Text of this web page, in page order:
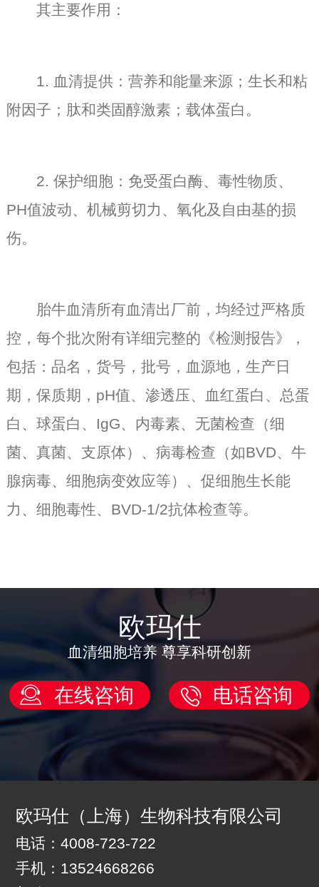
其主要作用：
1. 血清提供：营养和能量来源；生长和粘
附因子；肽和类固醇激素；载体蛋白。
2. 保护细胞：免受蛋白酶、毒性物质、
PH值波动、机械剪切力、氧化及自由基的损
伤。
胎牛血清所有血清出厂前，均经过严格质
控，每个批次附有详细完整的《检测报告》，
包括：品名，货号，批号，血源地，生产日
期，保质期，pH值、渗透压、血红蛋白、总蛋
白、球蛋白、IgG、内毒素、无菌检查（细
菌、真菌、支原体）、病毒检查（如BVD、牛
腺病毒、细胞病变效应等）、促细胞生长能
力、细胞毒性、BVD-1/2抗体检查等。
欧玛仕
血清细胞培养 尊享科研创新
在线咨询 电话咨询
欧玛仕（上海）生物科技有限公司
电话：4008-723-722
手机：13524668266